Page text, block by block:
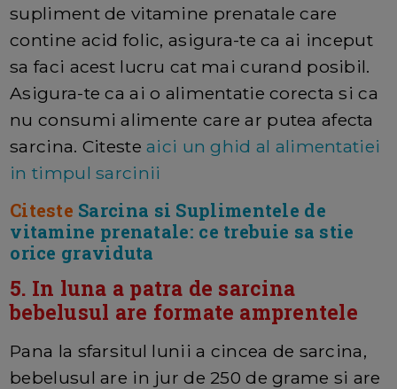
supliment de vitamine prenatale care
contine acid folic, asigura-te ca ai inceput
sa faci acest lucru cat mai curand posibil.
Asigura-te ca ai o alimentatie corecta si ca
nu consumi alimente care ar putea afecta
sarcina. Citesteaici un ghid al alimentatiei
in timpul sarcinii
Citeste Sarcina si Suplimentele de
vitamine prenatale: ce trebuie sa stie
orice graviduta
5. In luna a patra de sarcina
bebelusul are formate amprentele
Pana la sfarsitul lunii a cincea de sarcina,
bebelusul are in jur de 250 de grame si are